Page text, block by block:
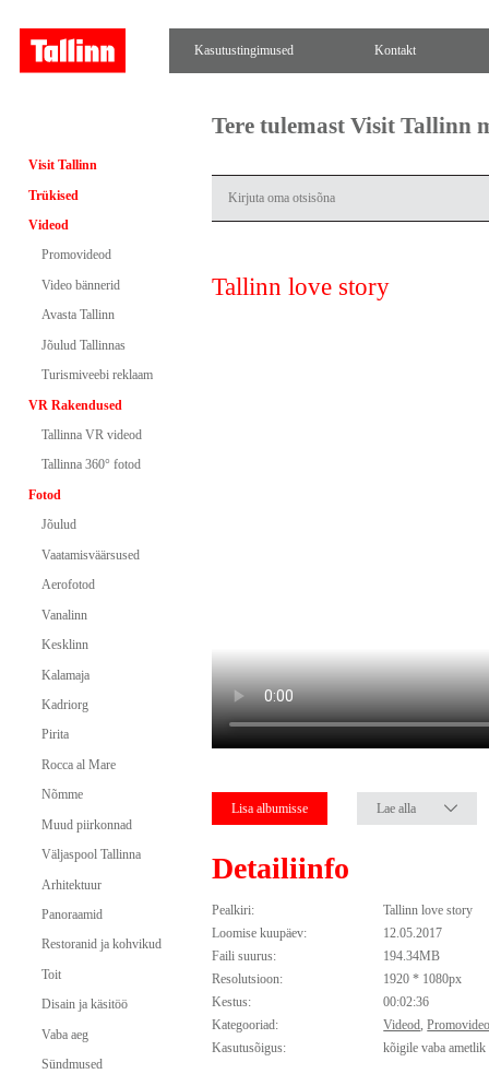
Kasutustingimused Kontakt
Visit Tallinn
Trükised
Videod
Promovideod
Video bännerid
Avasta Tallinn
Jõulud Tallinnas
Turismiveebi reklaam
VR Rakendused
Tallinna VR videod
Tallinna 360° fotod
Fotod
Jõulud
Vaatamisväärsused
Aerofotod
Vanalinn
Kesklinn
Kalamaja
Kadriorg
Pirita
Rocca al Mare
Nõmme
Muud piirkonnad
Väljaspool Tallinna
Arhitektuur
Panoraamid
Restoranid ja kohvikud
Toit
Disain ja käsitöö
Vaba aeg
Sündmused
Tere tulemast Visit Tallinn
Tallinn love story
Lisa albumisse Lae alla
Detailiinfo
Pealkiri:
Tallinn love story
Loomise kuupäev:
12.05.2017
Faili suurus:
194.34MB
Resolutsioon:
1920 * 1080px
Kestus:
00:02:36
Kategooriad:
Videod,
Kasutusõigus:
kõigile vaba